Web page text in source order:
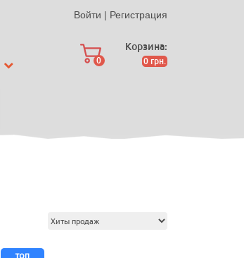
Войти | Регистрация
0
Корзина:
0 грн.
топ